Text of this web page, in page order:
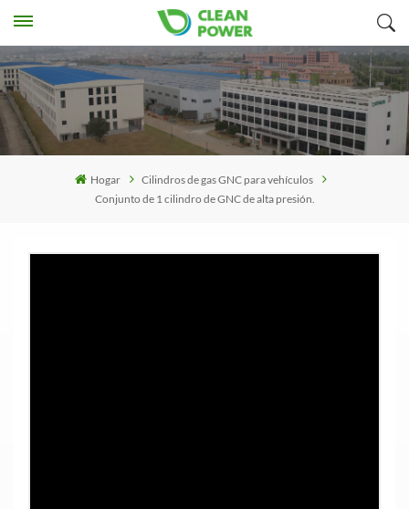
Hogar
Cilindros de gas GNC para vehículos
Conjunto de 1 cilindro de GNC de alta presión.